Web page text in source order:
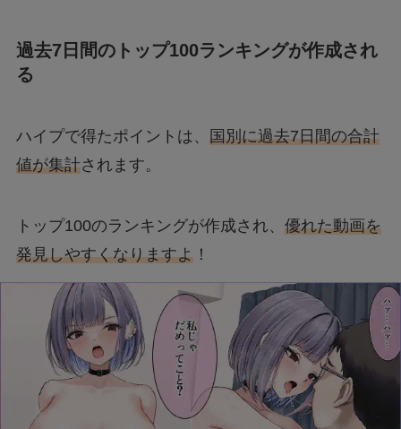
過去7日間のトップ100ランキングが作成され
る
ハイプで得たポイントは、 国別に過去7日間の合計
値が集計されます。
トップ100のランキングが作成され、 優れた動画を
発見しやすくなりますよ！